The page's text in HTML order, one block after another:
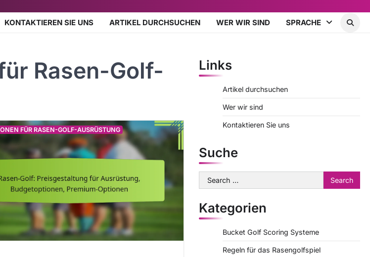
KONTAKTIEREN SIE UNS ARTIKEL DURCHSUCHEN WER WIR SIND SPRACHE
Rasen-Golf-
FÜR RASEN-GOLF-AUSRÜSTUNG
Links
Artikel durchsuchen
Wer wir sind
Kontaktieren Sie uns
Suche
Search
for:
Kategorien
Bucket Golf Scoring Systeme
Regeln für das Rasengolfspiel